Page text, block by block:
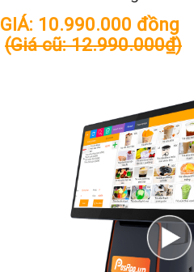
GIÁ: 10.990.000 đồng
(Giá cũ: 12.990.000₫)